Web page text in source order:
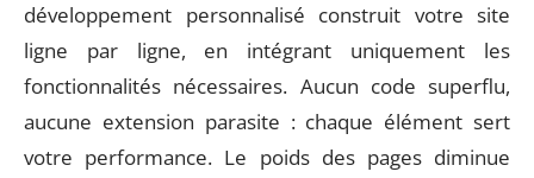
développement personnalisé construit votre site
ligne par ligne, en intégrant uniquement les
fonctionnalités nécessaires. Aucun code superflu,
aucune extension parasite : chaque élément sert
votre performance. Le poids des pages diminue